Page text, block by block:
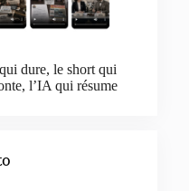
dure, le short qui
l’IA qui résume